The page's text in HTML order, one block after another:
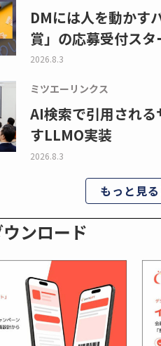
DMには人を動かす
賞」の応募受付スタ
2026.8.3
ミツエーリンクス
AI検索で引用され
すLLMO実装
2026.8.3
もっと見る
ンロード